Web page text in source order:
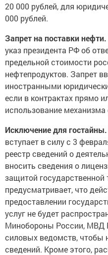
20 000 рублей, для
000 рублей.
Запрет на поставки нефти.
указ президента РФ об
предельной стоимости
нефтепродуктов. Запрет
иностранными
если в контрактах прямо
использование
Исключение для гостайны.
вступает в силу с 3
реестр сведений о
вносить сведения о
защитой
предусматривает, что
предоставлении
услуг не будет
Минобороны России, МВД
силовых ведомств, чтобы
сведений. Кроме этого,